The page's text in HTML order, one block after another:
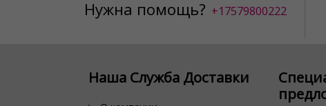
Нужна помощь? +17579800222
Наша Служба Доставки